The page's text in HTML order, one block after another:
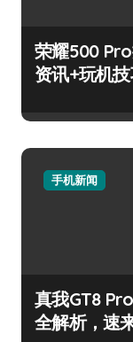
荣耀500
资讯+玩机
手机新闻
真我GT8
全解析，速